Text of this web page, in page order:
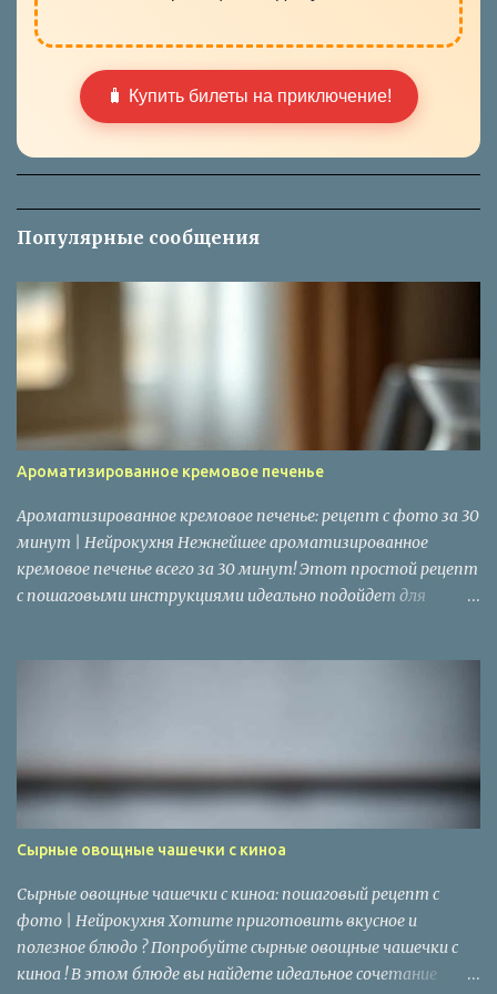
🧳 Купить билеты на приключение!
Популярные сообщения
Ароматизированное кремовое печенье
Ароматизированное кремовое печенье: рецепт с фото за 30
минут | Нейрокухня Нежнейшее ароматизированное
кремовое печенье всего за 30 минут! Этот простой рецепт
с пошаговыми инструкциями идеально подойдет для
Уровень сложности: Средний Общее количество калорий:
290 ккал Углеводы: 40 г Белки: 5 г Жиры: 20 г Ингредиенты:
200 г пшеничной муки 50 г кукурузного крахмала 1 г соли 5 г
разрыхлителя 2 г пищевой соды 150 г сливок для взбивания
Кнопка купить продукты для рецепта с доставкой Купить
продукты для рецепта с доставкой Необходимые кухонные
инструменты: Духовка Противень Миска Блендер
Инструкции: Включите и разогрейте духовку до 180°C. ...
Сырные овощные чашечки с киноа
Сырные овощные чашечки с киноа: пошаговый рецепт с
фото | Нейрокухня Хотите приготовить вкусное и
полезное блюдо ? Попробуйте сырные овощные чашечки с
киноа ! В этом блюде вы найдете идеальное сочетание